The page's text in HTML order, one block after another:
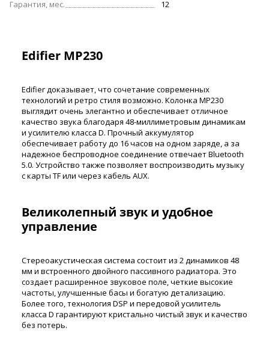
Гарантия, мес. 12
Edifier MP230
Edifier доказывает, что сочетание современных
технологий и ретро стиля возможно. Колонка MP230
выглядит очень элегантно и обеспечивает отличное
качество звука благодаря 48-миллиметровым динамикам
и усилителю класса D. Прочный аккумулятор
обеспечивает работу до 16 часов на одном заряде, а за
надежное беспроводное соединение отвечает Bluetooth
5.0. Устройство также позволяет воспроизводить музыку
с карты TF или через кабель AUX.
Великолепный звук и удобное
управление
Стереоакустическая система состоит из 2 динамиков 48
мм и встроенного двойного пассивного радиатора. Это
создает расширенное звуковое поле, четкие высокие
частоты, улучшенные басы и богатую детализацию.
Более того, технология DSP и передовой усилитель
класса D гарантируют кристально чистый звук и качество
без потерь.